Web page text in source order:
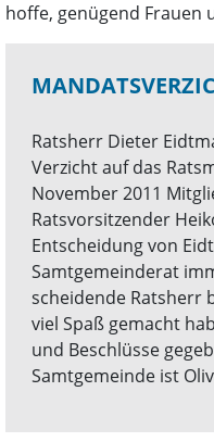
hoffe, genügend Frauen
Ratsherr Dieter
Verzicht auf das
November 2011
Ratsvorsitzender
Entscheidung von
Samtgemeinderat
scheidende Ratsherr
viel Spaß gemacht
und Beschlüsse
Samtgemeinde ist